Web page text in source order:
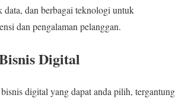
data, dan berbagai teknologi untuk
dan pengalaman pelanggan.
Digital
digital yang dapat anda pilih, tergantung